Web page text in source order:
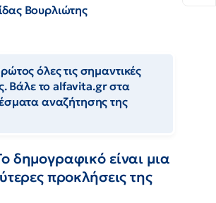
Βουρλιώτης
όλες τις σημαντικές
Βάλε το alfavita.gr στα
αναζήτησης της
δημογραφικό είναι μια
προκλήσεις της